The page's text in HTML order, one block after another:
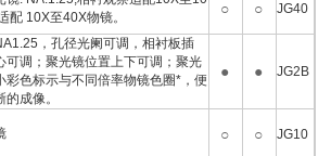
配 10X至40X物镜。
○ ○ JG40
，孔径光阑可调，相衬板插
可调；聚光镜位置上下可调；聚光
彩色标示与不同倍率物镜色圈*，便
成像。
● ● JG2B
○ ○ JG10